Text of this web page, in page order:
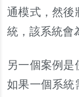
通模式，然後
統，該系統會
另一個案例是
如果一個系統